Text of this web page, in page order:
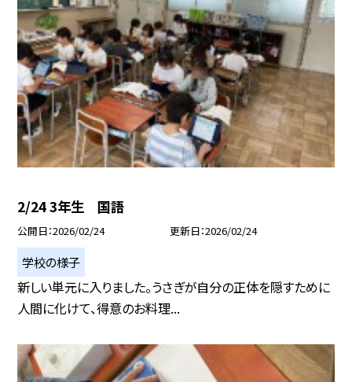
2/24 3年生 国語
公開日 2026/02/24 更新日 2026/02/24
学校の様子
新しい単元に入りました。うさぎが自分の正体を隠すために
人間に化けて、得意のお料理...